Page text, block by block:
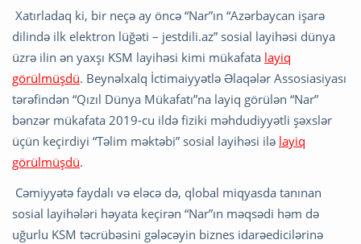
Xatırladaq ki, bir neçə ay öncə “Nar”ın “Azərbaycan işarə
dilində ilk elektron lüğəti – jestdili.az” sosial layihəsi dünya
üzrə ilin ən yaxşı KSM layihəsi kimi mükafata layiq
görülmüşdü. Beynəlxalq İctimaiyyətlə Əlaqələr Assosiasiyası
tərəfindən “Qızıl Dünya Mükafatı”na layiq görülən “Nar”
bənzər mükafata 2019-cu ildə fiziki məhdudiyyətli şəxslər
üçün keçirdiyi “Təlim məktəbi” sosial layihəsi ilə layiq
görülmüşdü.
Cəmiyyətə faydalı və eləcə də, qlobal miqyasda tanınan
sosial layihələri həyata keçirən “Nar”ın məqsədi həm də
uğurlu KSM təcrübəsini gələcəyin biznes idarəedicilərinə